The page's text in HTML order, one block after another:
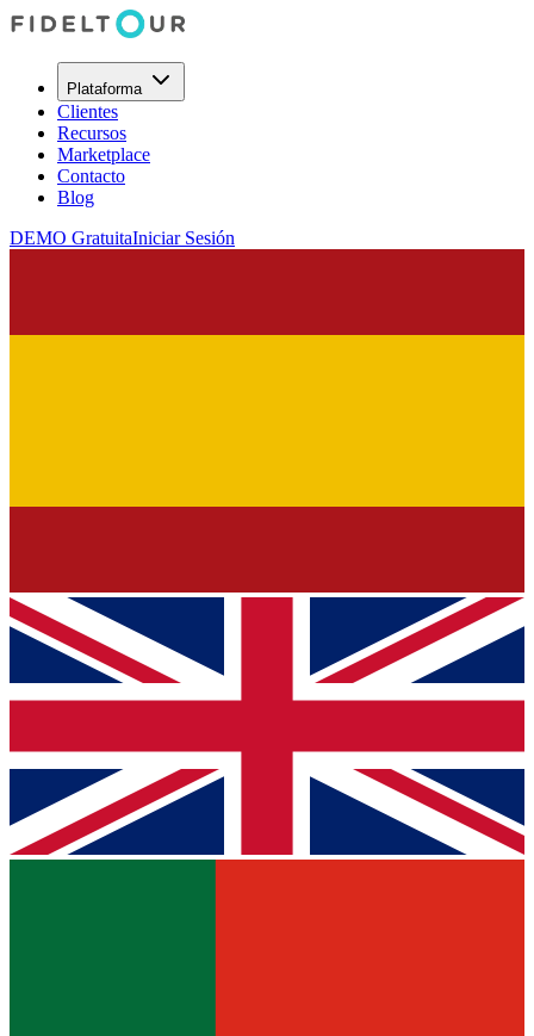
Plataforma
Clientes
Recursos
Marketplace
Contacto
Blog
DEMO GratuitaIniciar Sesión